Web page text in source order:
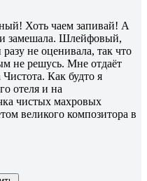
Хоть чаем запивай! А
замешала. Шлейфовый,
не оценивала, так что
не решусь. Мне отдаёт
Как будто я
отеля и на
чистых махровых
великого композитора в